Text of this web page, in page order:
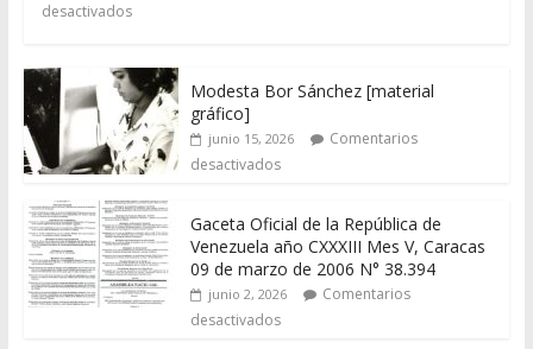
desactivados
Modesta Bor Sánchez [material
gráfico]
junio 15, 2026
Comentarios
desactivados
Gaceta Oficial de la República de
Venezuela año CXXXIII Mes V, Caracas
09 de marzo de 2006 N° 38.394
junio 2, 2026
Comentarios
desactivados